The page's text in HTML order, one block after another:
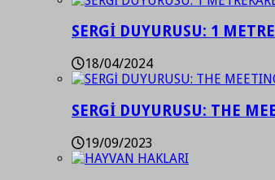
SERGİ DUYURUSU: 1
18/04/2024
SERGİ DUYURUSU: THE
19/09/2023